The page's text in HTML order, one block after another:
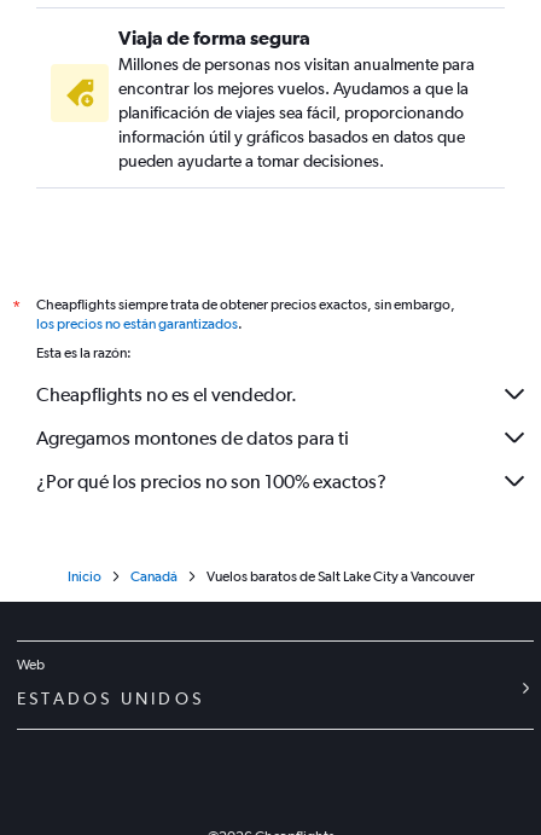
Viaja de forma segura
Millones de personas nos visitan anualmente para
encontrar los mejores vuelos. Ayudamos a que la
planificación de viajes sea fácil, proporcionando
información útil y gráficos basados en datos que
pueden ayudarte a tomar decisiones.
*
Cheapflights siempre trata de obtener precios exactos, sin embargo,
los precios no están garantizados.
Esta es la razón:
Cheapflights no es el vendedor.
Agregamos montones de datos para ti
¿Por qué los precios no son 100% exactos?
Inicio Canadá Vuelos baratos de Salt Lake City a Vancouver
Web
ESTADOS UNIDOS